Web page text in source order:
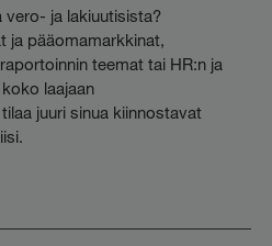
vero- ja lakiuutisista?
ja pääomamarkkinat,
teemat tai HR:n ja
laajaan
juuri sinua kiinnostavat